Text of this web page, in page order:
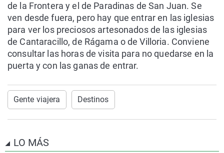
de la Frontera y el de Paradinas de San Juan. Se
ven desde fuera, pero hay que entrar en las iglesias
para ver los preciosos artesonados de las iglesias
de Cantaracillo, de Rágama o de Villoria. Conviene
consultar las horas de visita para no quedarse en la
puerta y con las ganas de entrar.
Gente viajera Destinos
LO MÁS